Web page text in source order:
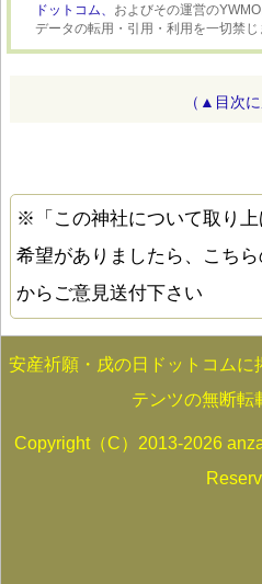
ドットコム、 およびその運営の
データの転用・引用・利用を一切禁じ
（▲目次に
※「この神社について取り
希望がありましたら、こち
からご意見送付下さい
安産祈願・戌の日ドットコム
テンツの無断転
Copyright（C）2013-2026